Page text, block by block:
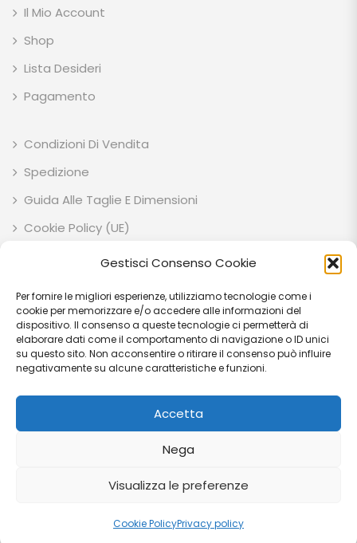
Gestisci Consenso Cookie
Per fornire le migliori esperienze, utilizziamo tecnologie come i
cookie per memorizzare e/o accedere alle informazioni del
dispositivo. Il consenso a queste tecnologie ci permetterà di
elaborare dati come il comportamento di navigazione o ID unici
su questo sito. Non acconsentire o ritirare il consenso può influire
negativamente su alcune caratteristiche e funzioni.
Accetta
Nega
Visualizza le preferenze
Cookie PolicyPrivacy policy
Il Mio Account
Shop
Lista Desideri
Pagamento
Condizioni Di Vendita
Spedizione
Guida Alle Taglie E Dimensioni
Cookie Policy (UE)
ESOTIK GARDEN SOCIETA' AGRICOLA SEMPLICE P.IVA: IT03707710541 C.F:
03707710541 VIA EZIO RUBEGNI 14 06023 - GUALDO TADINO (PG) - IT
PEC: esotikgarden@pec.it